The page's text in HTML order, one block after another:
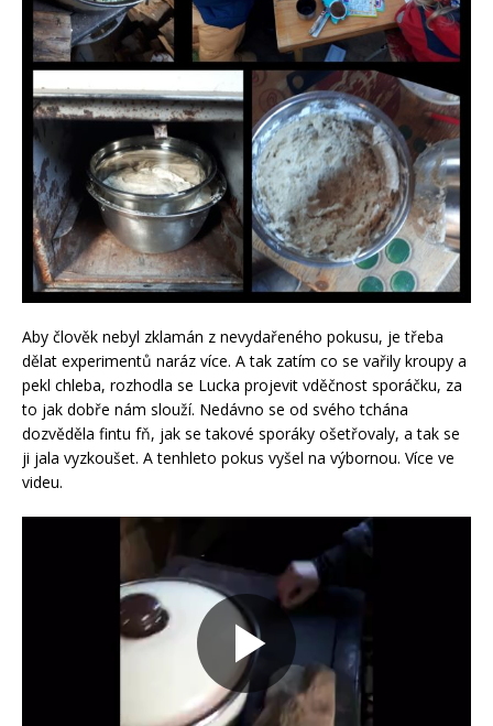
Aby člověk nebyl zklamán z nevydařeného pokusu, je třeba
dělat experimentů naráz více. A tak zatím co se vařily kroupy a
pekl chleba, rozhodla se Lucka projevit vděčnost sporáčku, za
to jak dobře nám slouží. Nedávno se od svého tchána
dozvěděla fintu fň, jak se takové sporáky ošetřovaly, a tak se
ji jala vyzkoušet. A tenhleto pokus vyšel na výbornou. Více ve
videu.